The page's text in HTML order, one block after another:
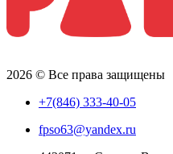
2026 © Все права защищены
+7(846) 333-40-05
fpso63@yandex.ru